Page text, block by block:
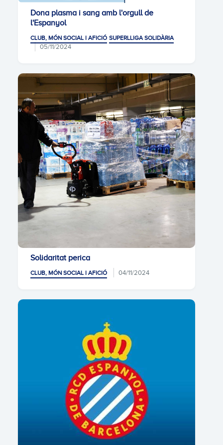
Dona plasma i sang amb l'orgull de
l'Espanyol
CLUB, MÓN SOCIAL I AFICIÓ SUPERLLIGA SOLIDÀRIA
05/11/2024
Solidaritat perica
CLUB, MÓN SOCIAL I AFICIÓ 04/11/2024